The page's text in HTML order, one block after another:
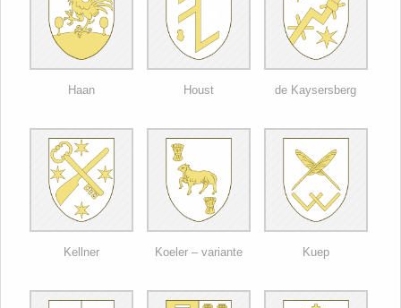
Haan Houst de Kaysersberg
Kellner Koeler – variante Kuep